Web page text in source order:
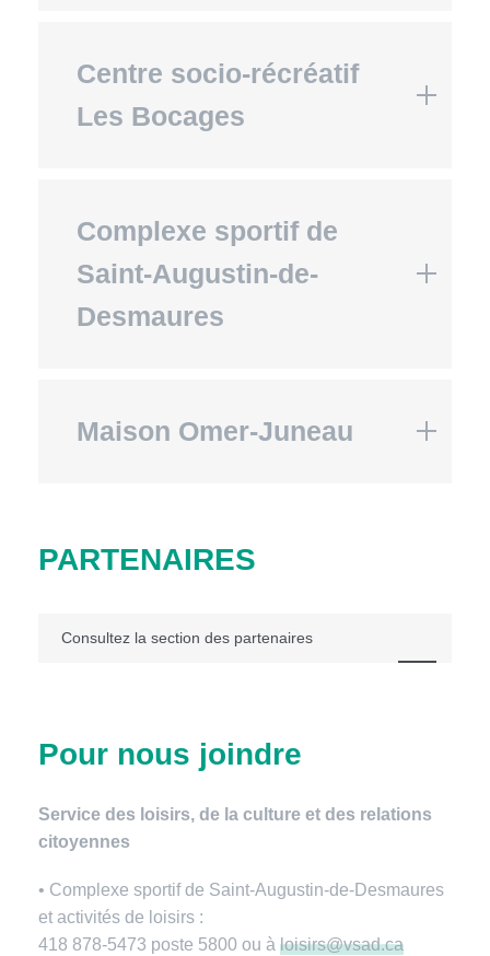
Centre socio-récréatif
Les Bocages
Complexe sportif de
Saint-Augustin-de-
Desmaures
Maison Omer-Juneau
PARTENAIRES
Consultez la section des partenaires
Pour nous joindre
Service des loisirs, de la culture et des relations
citoyennes
• Complexe sportif de Saint-Augustin-de-Desmaures
et activités de loisirs :
418 878-5473 poste 5800 ou à loisirs@vsad.ca